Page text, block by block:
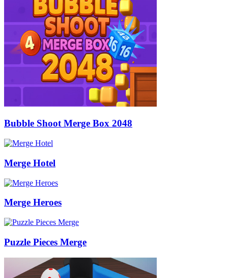
Bubble Shoot Merge Box 2048
Merge Hotel
Merge Heroes
Puzzle Pieces Merge